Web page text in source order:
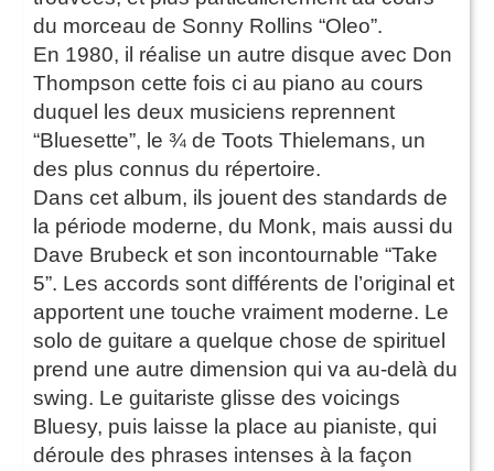
du morceau de Sonny Rollins “Oleo”.
En 1980, il réalise un autre disque avec Don
Thompson cette fois ci au piano au cours
duquel les deux musiciens reprennent
“Bluesette”, le ¾ de Toots Thielemans, un
des plus connus du répertoire.
Dans cet album, ils jouent des standards de
la période moderne, du Monk, mais aussi du
Dave Brubeck et son incontournable “Take
5”. Les accords sont différents de l’original et
apportent une touche vraiment moderne. Le
solo de guitare a quelque chose de spirituel
prend une autre dimension qui va au-delà du
swing. Le guitariste glisse des voicings
Bluesy, puis laisse la place au pianiste, qui
déroule des phrases intenses à la façon